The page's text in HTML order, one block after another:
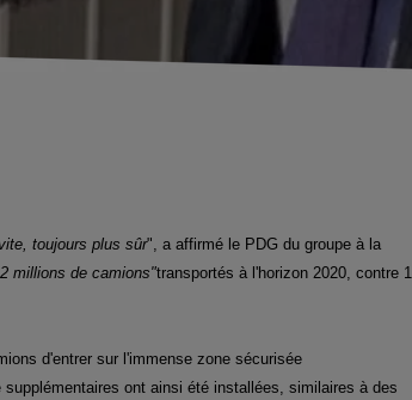
toujours plus sûr", a affirmé le PDG du groupe à la
millions de camions"transportés à l'horizon 2020, contre
d'entrer sur l'immense zone sécurisée
ont ainsi été installées, similaires à des